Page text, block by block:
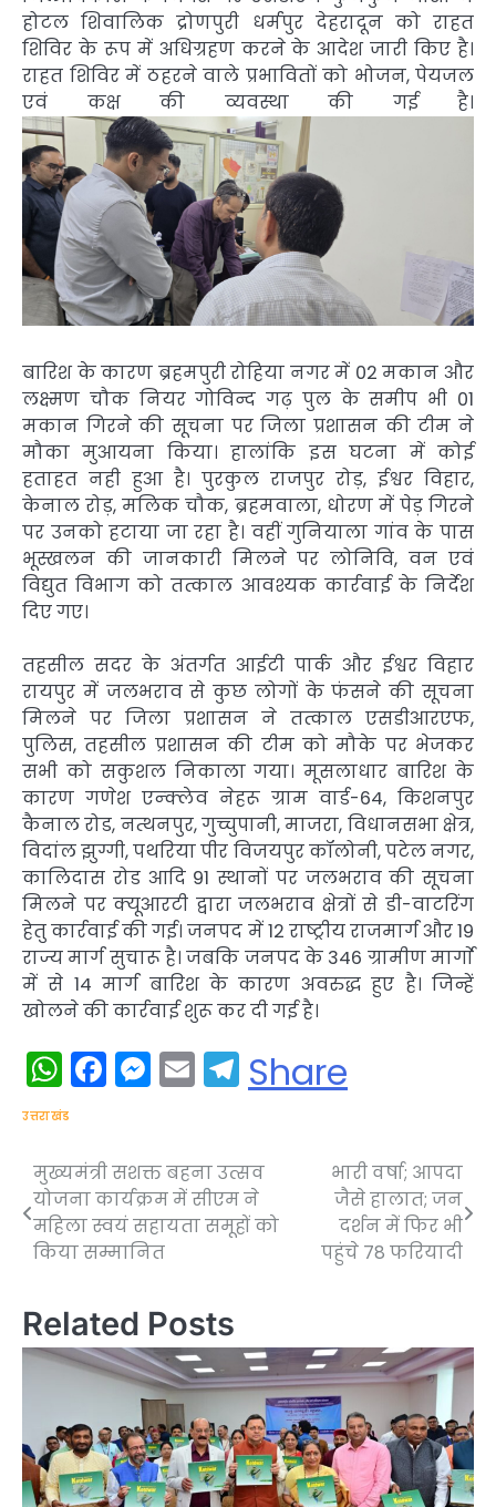
होटल शिवालिक द्रोणपुरी धर्मपुर देहरादून को राहत
शिविर के रूप में अधिग्रहण करने के आदेश जारी किए है।
राहत शिविर में ठहरने वाले प्रभावितों को भोजन, पेयजल
एवं कक्ष की व्यवस्था की गई है।
बारिश के कारण ब्रहमपुरी रोहिया नगर में 02 मकान और
लक्ष्मण चौक नियर गोविन्द गढ़ पुल के समीप भी 01
मकान गिरने की सूचना पर जिला प्रशासन की टीम ने
मौका मुआयना किया। हालांकि इस घटना में कोई
हताहत नही हुआ है। पुरकुल राजपुर रोड़, ईश्वर विहार,
केनाल रोड़, मलिक चौक, ब्रहमवाला, धोरण में पेड़ गिरने
पर उनको हटाया जा रहा है। वहीं गुनियाला गांव के पास
भूस्खलन की जानकारी मिलने पर लोनिवि, वन एवं
विद्युत विभाग को तत्काल आवश्यक कार्रवाई के निर्देश
दिए गए।
तहसील सदर के अंतर्गत आईटी पार्क और ईश्वर विहार
रायपुर में जलभराव से कुछ लोगों के फंसने की सूचना
मिलने पर जिला प्रशासन ने तत्काल एसडीआरएफ,
पुलिस, तहसील प्रशासन की टीम को मौके पर भेजकर
सभी को सकुशल निकाला गया। मूसलाधार बारिश के
कारण गणेश एन्क्लेव नेहरू ग्राम वार्ड-64, किशनपुर
कैनाल रोड, नत्थनपुर, गुच्चुपानी, माजरा, विधानसभा क्षेत्र,
विदांल झुग्गी, पथरिया पीर विजयपुर कॉलोनी, पटेल नगर,
कालिदास रोड आदि 91 स्थानों पर जलभराव की सूचना
मिलने पर क्यूआरटी द्वारा जलभराव क्षेत्रों से डी-वाटरिंग
हेतु कार्रवाई की गई। जनपद में 12 राष्ट्रीय राजमार्ग और 19
राज्य मार्ग सुचारू है। जबकि जनपद के 346 ग्रामीण मार्गाे
में से 14 मार्ग बारिश के कारण अवरुद्ध हुए है। जिन्हें
खोलने की कार्रवाई शुरू कर दी गई है।
WhatsApp
Facebook
Messenger
EmailTelegram
Share
उत्तराखंड
Post
navigation
मुख्यमंत्री सशक्त बहना उत्सव
योजना कार्यक्रम में सीएम ने
महिला स्वयं सहायता समूहों को
किया सम्मानित
भारी वर्षा; आपदा
जैसे हालात; जन
दर्शन में फिर भी
पहुंचे 78 फरियादी
Related Posts